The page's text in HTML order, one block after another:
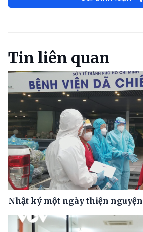
Tin liên quan
Nhật ký một ngày thiện nguyện